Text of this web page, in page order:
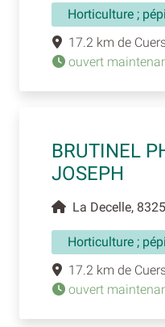
Horticulture ;
17.2 km de
ouvert
BRUTINEL
JOSEPH
La Decelle,
Horticulture ;
17.2 km de
ouvert